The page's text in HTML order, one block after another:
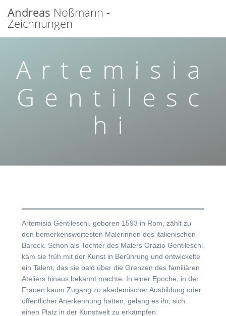
Andreas Noßmann -
Zeichnungen
Artemisia
Gentilesc
hi
Artemisia Gentileschi, geboren 1593 in Rom, zählt zu
den bemerkenswertesten Malerinnen des italienischen
Barock. Schon als Tochter des Malers Orazio Gentileschi
kam sie früh mit der Kunst in Berührung und entwickelte
ein Talent, das sie bald über die Grenzen des familiären
Ateliers hinaus bekannt machte. In einer Epoche, in der
Frauen kaum Zugang zu akademischer Ausbildung oder
öffentlicher Anerkennung hatten, gelang es ihr, sich
einen Platz in der Kunstwelt zu erkämpfen.